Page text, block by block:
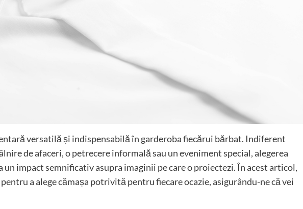
versatilă și indispensabilă în garderoba fiecărui bărbat. Indiferent
de afaceri, o petrecere informală sau un eveniment special, alegerea
un impact semnificativ asupra imaginii pe care o proiectezi. În acest articol,
a alege cămașa potrivită pentru fiecare ocazie, asigurându-ne că vei